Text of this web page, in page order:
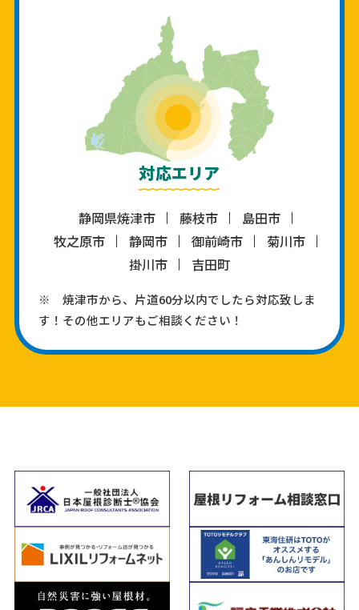
対応エリア
静岡県焼津市 藤枝市
島田市
牧之原市
静岡市 御前崎市
菊川市
掛川市
吉田町
※ 焼津市から、片道60分以内でしたら対応致しま
す！その他エリアもご相談ください！